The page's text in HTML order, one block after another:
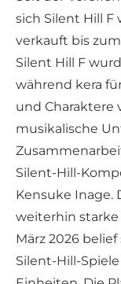
sich Silent Hill F
verkauft bis
Silent Hill F
während kera
und Charaktere
musikalische
Silent-Hill-
Kensuke Inage.
weiterhin
März 2026
Silent-Hill-